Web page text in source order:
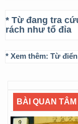
* Từ đang tra
rách như tổ đỉa
* Xem thêm: Từ
BÀI QUAN TÂM